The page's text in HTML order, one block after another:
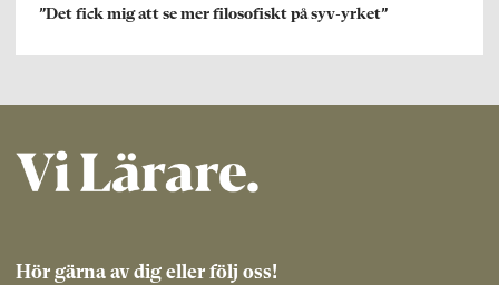
”Det fick mig att se mer filosofiskt på syv-yrket”
Hör gärna av dig eller följ oss!